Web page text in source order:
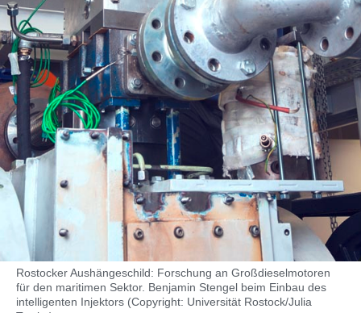
Rostocker Aushängeschild: Forschung an Großdieselmotoren
für den maritimen Sektor. Benjamin Stengel beim Einbau des
intelligenten Injektors (Copyright: Universität Rostock/Julia